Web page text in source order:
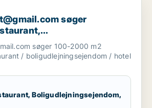
søger værksted, restaurant,
søger
eller hotel til salg
søger 100-2000 m2
/ boligudlejningsejendom / hotel
Boligudlejningsejendom,